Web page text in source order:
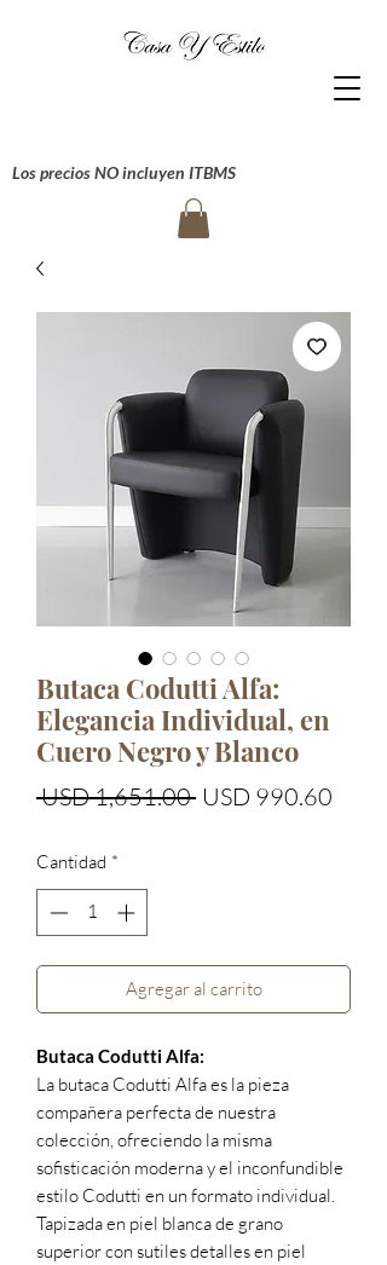
Los precios NO incluyen ITBMS
Butaca Codutti Alfa:
Elegancia Individual, en
Cuero Negro y Blanco
USD 1,651.00 Precio
USD 990.60
Cantidad *
Agregar al carrito
Butaca Codutti Alfa:
La butaca Codutti Alfa es la pieza
compañera perfecta de nuestra
colección, ofreciendo la misma
sofisticación moderna y el inconfundible
estilo Codutti en un formato individual.
Tapizada en piel blanca de grano
superior con sutiles detalles en piel